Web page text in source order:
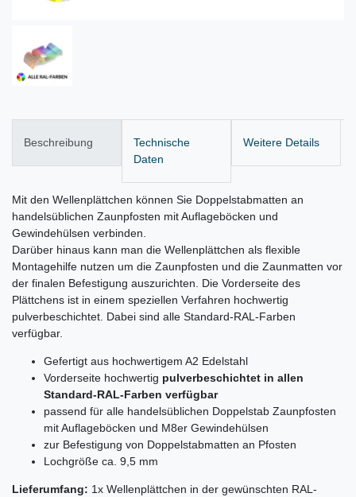
Beschreibung
Technische
Daten
Weitere Details
Mit den Wellenplättchen können Sie Doppelstabmatten an
handelsüblichen Zaunpfosten mit Auflageböcken und
Gewindehülsen verbinden.
Darüber hinaus kann man die Wellenplättchen als flexible
Montagehilfe nutzen um die Zaunpfosten und die Zaunmatten vor
der finalen Befestigung auszurichten. Die Vorderseite des
Plättchens ist in einem speziellen Verfahren hochwertig
pulverbeschichtet. Dabei sind alle Standard-RAL-Farben
verfügbar.
Gefertigt aus hochwertigem A2 Edelstahl
Vorderseite hochwertig pulverbeschichtet in allen
Standard-RAL-Farben verfügbar
passend für alle handelsüblichen Doppelstab Zaunpfosten
mit Auflageböcken und M8er Gewindehülsen
zur Befestigung von Doppelstabmatten an Pfosten
Lochgröße ca. 9,5 mm
Lieferumfang: 1x Wellenplättchen in der gewünschten RAL-